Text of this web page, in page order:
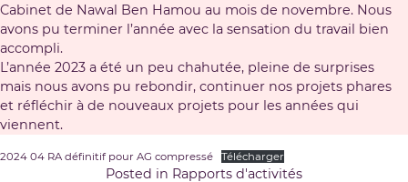
Cabinet de Nawal Ben Hamou au mois de novembre. Nous
avons pu terminer l’année avec la sensation du travail bien
accompli.
L’année 2023 a été un peu chahutée, pleine de surprises
mais nous avons pu rebondir, continuer nos projets phares
et réfléchir à de nouveaux projets pour les années qui
viennent.
2024 04 RA définitif pour AG compressé Télécharger
Posted in Rapports d'activités